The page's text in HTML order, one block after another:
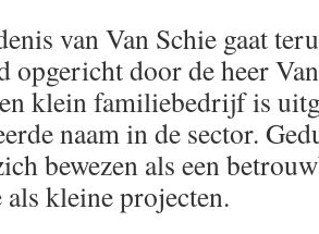
van Van Schie gaat
opgericht door de heer
klein familiebedrijf is
naam in de sector.
bewezen als een
kleine projecten.